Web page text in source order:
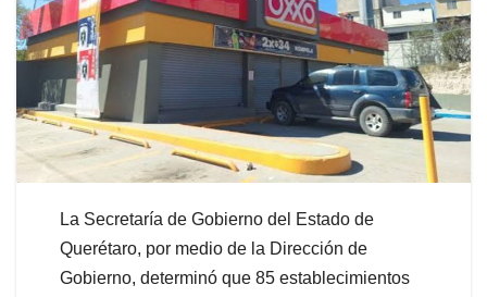
La Secretaría de Gobierno del Estado de
Querétaro, por medio de la Dirección de
Gobierno, determinó que 85 establecimientos